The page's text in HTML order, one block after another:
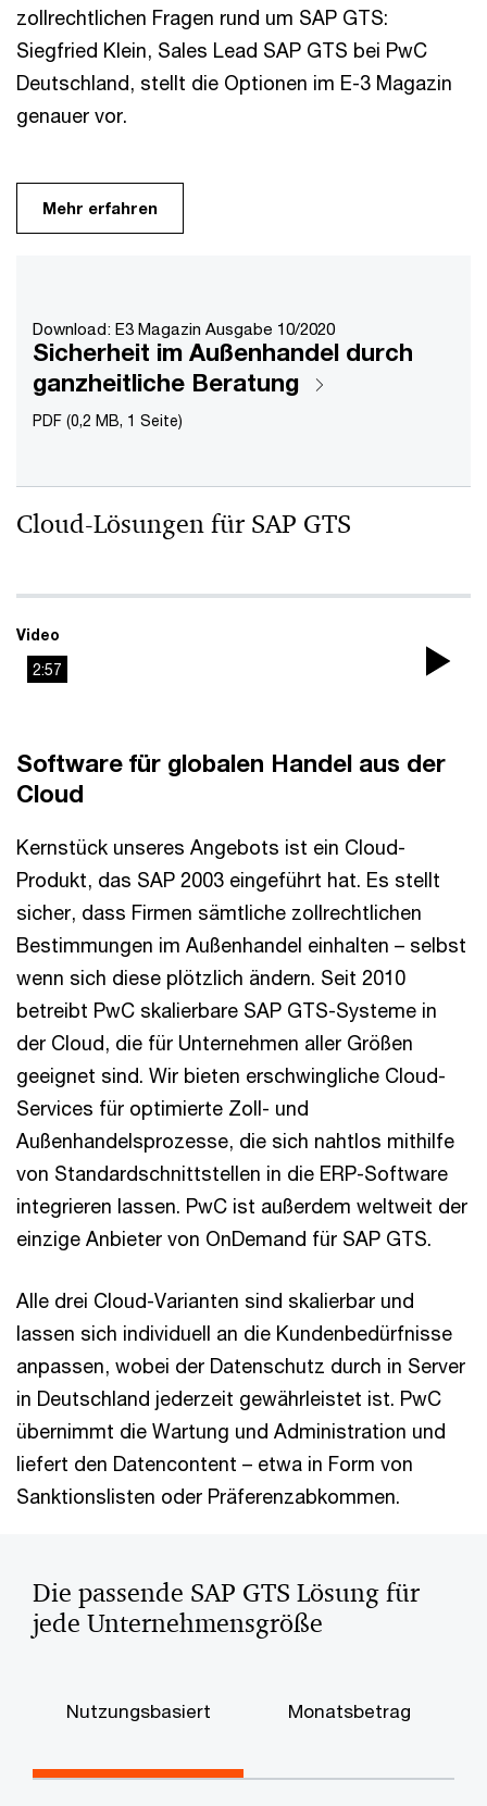
zollrechtlichen Fragen rund um SAP GTS:
Siegfried Klein, Sales Lead SAP GTS bei PwC
Deutschland, stellt die Optionen im E-3 Magazin
genauer vor.
Mehr erfahren
Download: E3 Magazin Ausgabe 10/2020
Sicherheit im Außenhandel durch
ganzheitliche Beratung
PDF (0,2 MB, 1 Seite)
Cloud-Lösungen für SAP GTS
Video
2:57
Software für globalen Handel aus der
Cloud
Kernstück unseres Angebots ist ein Cloud-
Produkt, das SAP 2003 eingeführt hat. Es stellt
sicher, dass Firmen sämtliche zollrechtlichen
Bestimmungen im Außenhandel einhalten – selbst
wenn sich diese plötzlich ändern. Seit 2010
betreibt PwC skalierbare SAP GTS-Systeme in
der Cloud, die für Unternehmen aller Größen
geeignet sind. Wir bieten erschwingliche Cloud-
Services für optimierte Zoll- und
Außenhandelsprozesse, die sich nahtlos mithilfe
von Standardschnittstellen in die ERP-Software
integrieren lassen. PwC ist außerdem weltweit der
einzige Anbieter von OnDemand für SAP GTS.
Alle drei Cloud-Varianten sind skalierbar und
lassen sich individuell an die Kundenbedürfnisse
anpassen, wobei der Datenschutz durch in Server
in Deutschland jederzeit gewährleistet ist. PwC
übernimmt die Wartung und Administration und
liefert den Datencontent – etwa in Form von
Sanktionslisten oder Präferenzabkommen.
Die passende SAP GTS Lösung für
jede Unternehmensgröße
Nutzungsbasiert Monatsbetrag